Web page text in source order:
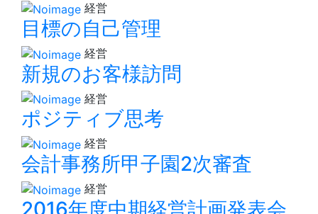
経営
目標の自己管理
経営
新規のお客様訪問
経営
ポジティブ思考
経営
会計事務所甲子園2次審査
経営
2016年度中期経営計画発表会